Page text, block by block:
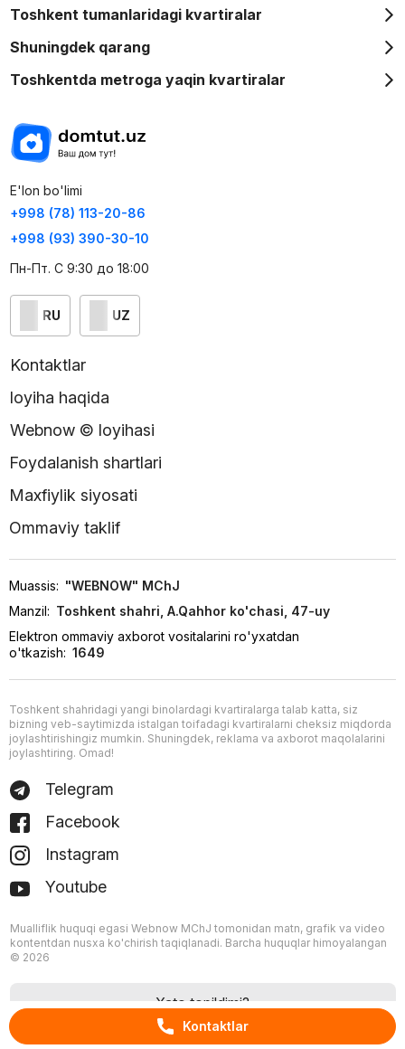
Kontaktlar
Toshkent tumanlaridagi kvartiralar
Shuningdek qarang
Toshkentda metroga yaqin kvartiralar
E'lon bo'limi
+998 (78) 113-20-86
+998 (93) 390-30-10
Пн-Пт. С 9:30 до 18:00
RU UZ
Kontaktlar
loyiha haqida
Webnow © loyihasi
Foydalanish shartlari
Maxfiylik siyosati
Ommaviy taklif
Muassis: "WEBNOW" MChJ
Manzil: Toshkent shahri, A.Qahhor ko'chasi, 47-uy
Elektron ommaviy axborot vositalarini ro'yxatdan
o'tkazish: 1649
Toshkent shahridagi yangi binolardagi kvartiralarga talab katta, siz
bizning veb-saytimizda istalgan toifadagi kvartiralarni cheksiz miqdorda
joylashtirishingiz mumkin. Shuningdek, reklama va axborot maqolalarini
joylashtiring. Omad!
Telegram
Facebook
Instagram
Youtube
Mualliflik huquqi egasi Webnow MChJ tomonidan matn, grafik va video
kontentdan nusxa ko'chirish taqiqlanadi. Barcha huquqlar himoyalangan
© 2026
Xato topildimi?